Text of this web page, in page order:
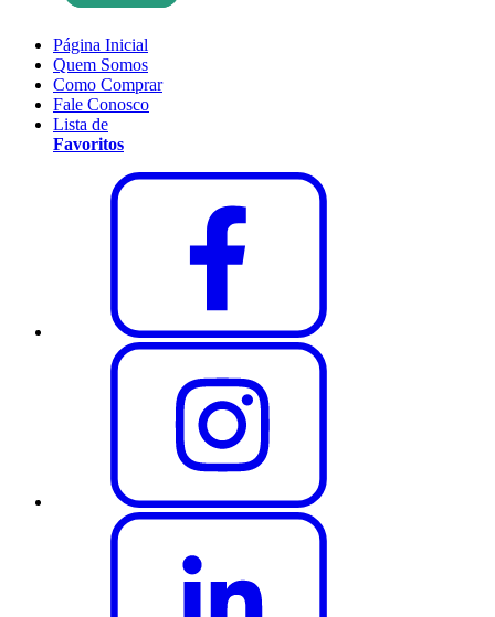
Página Inicial
Quem Somos
Como Comprar
Fale Conosco
Lista de
Favoritos